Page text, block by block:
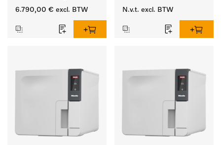
instrumentcapaciteit van
6.790,00 € excl. BTW N.v.t. excl. BTW